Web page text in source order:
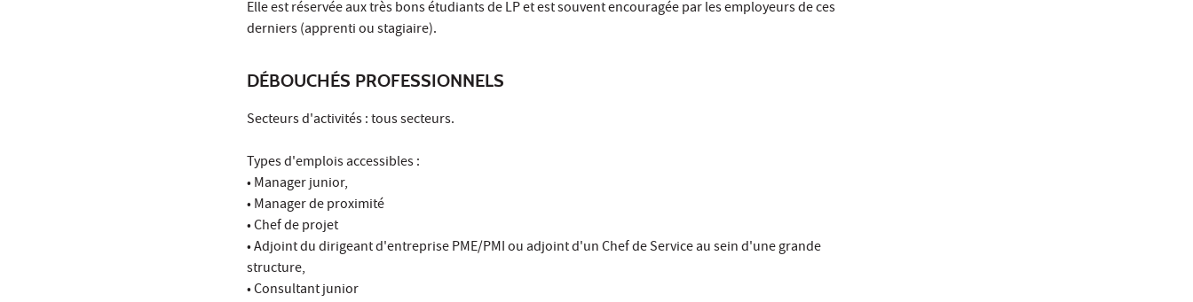
Elle est réservée aux très bons étudiants de LP et est souvent encouragée par les employeurs de ces
derniers (apprenti ou stagiaire).
DÉBOUCHÉS PROFESSIONNELS
Secteurs d'activités : tous secteurs.
Types d'emplois accessibles :
• Manager junior,
• Manager de proximité
• Chef de projet
• Adjoint du dirigeant d'entreprise PME/PMI ou adjoint d'un Chef de Service au sein d'une grande
structure,
• Consultant junior